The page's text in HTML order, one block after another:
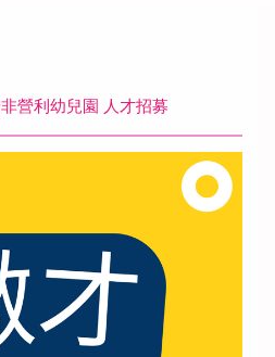
營利幼兒園 人才招募